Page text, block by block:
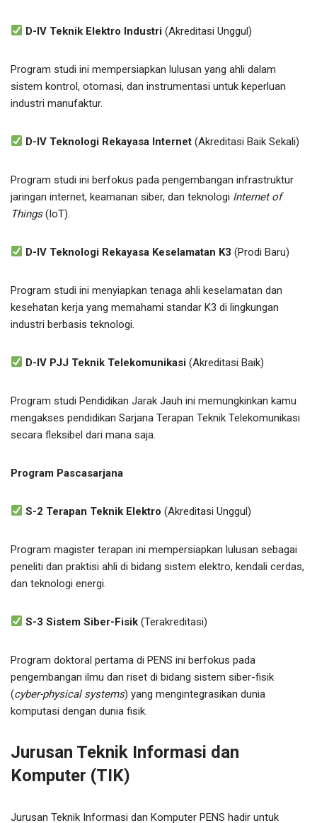
D-IV Teknik Elektro Industri (Akreditasi Unggul)
Program studi ini mempersiapkan lulusan yang ahli dalam
sistem kontrol, otomasi, dan instrumentasi untuk keperluan
industri manufaktur.
D-IV Teknologi Rekayasa Internet (Akreditasi Baik Sekali)
Program studi ini berfokus pada pengembangan infrastruktur
jaringan internet, keamanan siber, dan teknologi Internet of
Things(IoT).
D-IV Teknologi Rekayasa Keselamatan K3 (Prodi Baru)
Program studi ini menyiapkan tenaga ahli keselamatan dan
kesehatan kerja yang memahami standar K3 di lingkungan
industri berbasis teknologi.
D-IV PJJ Teknik Telekomunikasi (Akreditasi Baik)
Program studi Pendidikan Jarak Jauh ini memungkinkan kamu
mengakses pendidikan Sarjana Terapan Teknik Telekomunikasi
secara fleksibel dari mana saja.
Program Pascasarjana
S-2 Terapan Teknik Elektro (Akreditasi Unggul)
Program magister terapan ini mempersiapkan lulusan sebagai
peneliti dan praktisi ahli di bidang sistem elektro, kendali cerdas,
dan teknologi energi.
S-3 Sistem Siber-Fisik (Terakreditasi)
Program doktoral pertama di PENS ini berfokus pada
pengembangan ilmu dan riset di bidang sistem siber-fisik
(cyber-physical systems) yang mengintegrasikan dunia
komputasi dengan dunia fisik.
Jurusan Teknik Informasi dan
Komputer (TIK)
Jurusan Teknik Informasi dan Komputer PENS hadir untuk